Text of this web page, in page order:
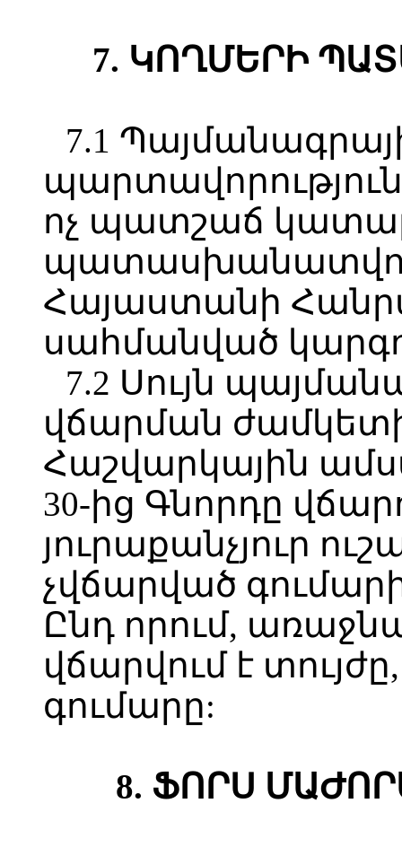
7. ԿՈՂՄԵՐԻ
7.1
ոչ պատշաճ
Հայաստանի
սահմանված
7.2 Սույն
վճարման
Հաշվարկային
30-ից Գնորդը
յուրաքանչյուր
չվճարված
Ընդ որում,
վճարվում է
գումարը:
8. ՖՈՐՍ